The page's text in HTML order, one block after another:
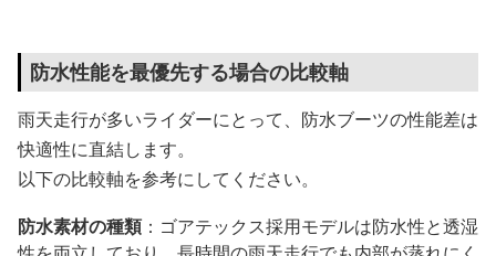
防水性能を最優先する場合の比較軸
雨天走行が多いライダーにとって、防水ブーツの性能差は
快適性に直結します。
以下の比較軸を参考にしてください。
防水素材の種類：ゴアテックス採用モデルは防水性と透湿